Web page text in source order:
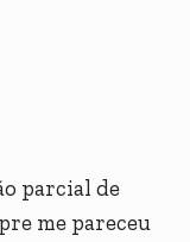
parcial de
me pareceu